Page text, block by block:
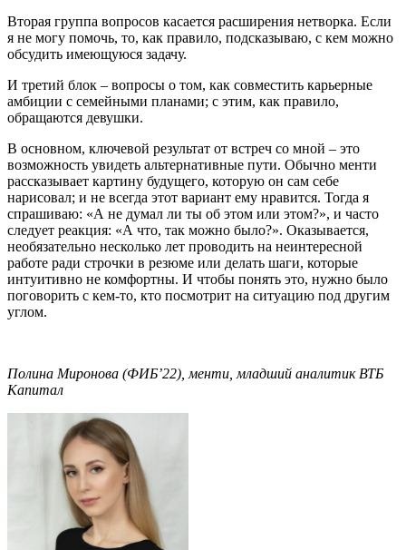
Вторая группа вопросов касается расширения нетворка. Если
я не могу помочь, то, как правило, подсказываю, с кем можно
обсудить имеющуюся задачу.
И третий блок – вопросы о том, как совместить карьерные
амбиции с семейными планами; с этим, как правило,
обращаются девушки.
В основном, ключевой результат от встреч со мной – это
возможность увидеть альтернативные пути. Обычно менти
рассказывает картину будущего, которую он сам себе
нарисовал; и не всегда этот вариант ему нравится. Тогда я
спрашиваю: «А не думал ли ты об этом или этом?», и часто
следует реакция: «А что, так можно было?». Оказывается,
необязательно несколько лет проводить на неинтересной
работе ради строчки в резюме или делать шаги, которые
интуитивно не комфортны. И чтобы понять это, нужно было
поговорить с кем-то, кто посмотрит на ситуацию под другим
углом.
Полина Миронова (ФИБ’22), менти, младший аналитик ВТБ
Капитал